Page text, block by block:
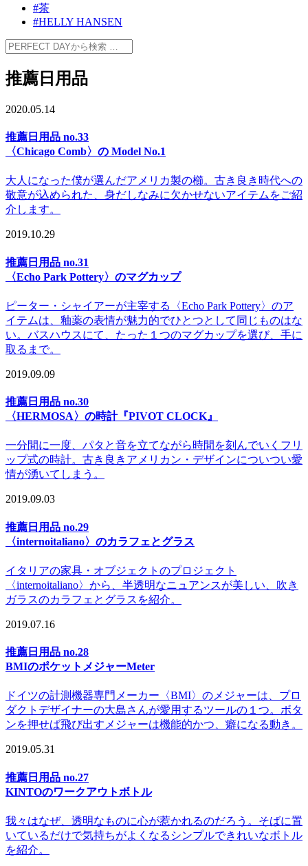
#茶
#HELLY HANSEN
推薦日用品
2020.05.14
推薦日用品 no.33
〈Chicago Comb〉の Model No.1
大人になった僕が選んだアメリカ製の櫛。古き良き時代への
敬意が込められた、身だしなみに欠かせないアイテムをご紹
介します。
2019.10.29
推薦日用品 no.31
〈Echo Park Pottery〉のマグカップ
ピーター・シャイアーが主宰する〈Echo Park Pottery〉のア
イテムは、釉薬の表情が魅力的でひとつとして同じものはな
い。バスハウスにて、たった１つのマグカップを選び、手に
取るまで。
2019.09.09
推薦日用品 no.30
〈HERMOSA〉の時計『PIVOT CLOCK』
一分間に一度、パタと音を立てながら時間を刻んでいくフリ
ップ式の時計。古き良きアメリカン・デザインについつい愛
情が湧いてしまう。
2019.09.03
推薦日用品 no.29
〈internoitaliano〉のカラフェとグラス
イタリアの家具・オブジェクトのプロジェクト
〈internoitaliano〉から、半透明なニュアンスが美しい、吹き
ガラスのカラフェとグラスを紹介。
2019.07.16
推薦日用品 no.28
BMIのポケットメジャーMeter
ドイツの計測機器専門メーカー〈BMI〉のメジャーは、プロ
ダクトデザイナーの大島さんが愛用するツールの１つ。ボタ
ンを押せば飛び出すメジャーは機能的かつ、癖になる動き。
2019.05.31
推薦日用品 no.27
KINTOのワークアウトボトル
我々はなぜ、透明なものに心が惹かれるのだろう。そばに置
いているだけで気持ちがよくなるシンプルできれいなボトル
を紹介。